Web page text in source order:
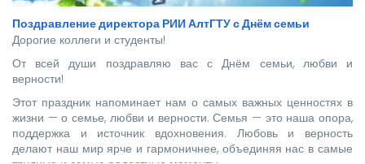
Поздравление директора РИИ АлтГТУ с Днём семьи
Дорогие коллеги и студенты!
От всей души поздравляю вас с Днём семьи, любви и
верности!
Этот праздник напоминает нам о самых важных ценностях в
жизни — о семье, любви и верности. Семья — это наша опора,
поддержка и источник вдохновения. Любовь и верность
делают наш мир ярче и гармоничнее, объединяя нас в самые